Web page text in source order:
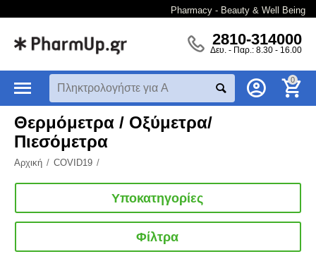
Pharmacy - Beauty & Well Being
2810-314000
Δευ. - Παρ.: 8.30 - 16.00
0
Θερμόμετρα / Οξύμετρα/
Πιεσόμετρα
Αρχική / COVID19 /
Υποκατηγορίες
Φίλτρα